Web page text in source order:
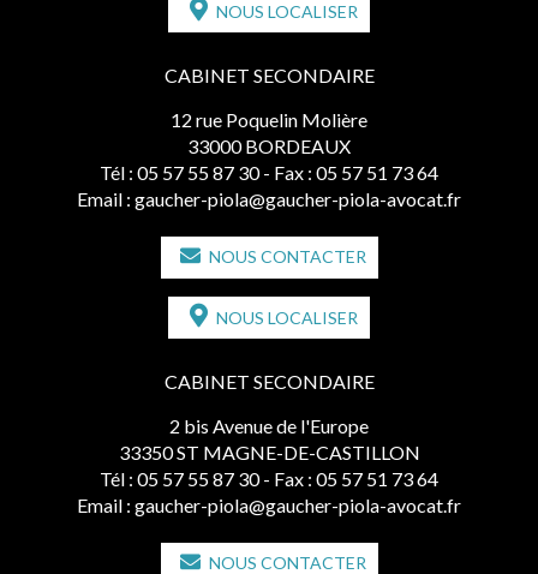
NOUS LOCALISER
CABINET SECONDAIRE
12 rue Poquelin Molière
33000 BORDEAUX
Tél : 05 57 55 87 30 - Fax : 05 57 51 73 64
Email : gaucher-piola@gaucher-piola-avocat.fr
NOUS CONTACTER
NOUS LOCALISER
CABINET SECONDAIRE
2 bis Avenue de l'Europe
33350 ST MAGNE-DE-CASTILLON
Tél : 05 57 55 87 30 - Fax : 05 57 51 73 64
Email : gaucher-piola@gaucher-piola-avocat.fr
NOUS CONTACTER